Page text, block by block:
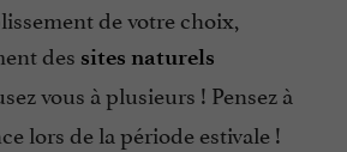
de votre choix,
des sites naturels
vous à plusieurs ! Pensez à
lors de la période estivale !